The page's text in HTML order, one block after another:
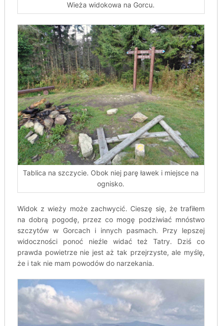
Wieża widokowa na Gorcu.
Tablica na szczycie. Obok niej parę ławek i miejsce na
ognisko.
Widok z wieży może zachwycić. Cieszę się, że trafiłem
na dobrą pogodę, przez co mogę podziwiać mnóstwo
szczytów w Gorcach i innych pasmach. Przy lepszej
widoczności ponoć nieźle widać też Tatry. Dziś co
prawda powietrze nie jest aż tak przejrzyste, ale myślę,
że i tak nie mam powodów do narzekania.